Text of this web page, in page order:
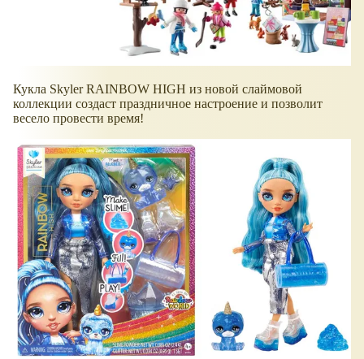
Кукла Skyler RAINBOW HIGH из новой слаймовой
коллекции создаст праздничное настроение и позволит
весело провести время!